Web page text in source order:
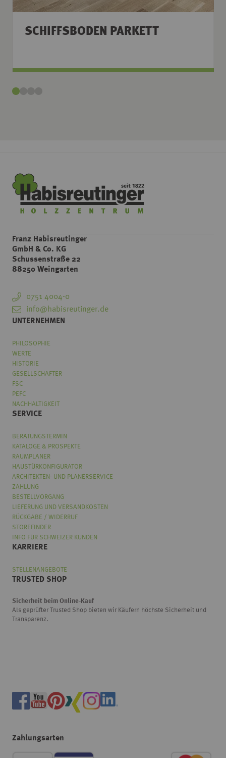
SCHIFFSBODEN PARKETT
Franz Habisreutinger
GmbH & Co. KG
Schussenstraße 22
88250 Weingarten
0751 4004-0
info@habisreutinger.de
UNTERNEHMEN
PHILOSOPHIE
WERTE
HISTORIE
GESELLSCHAFTER
FSC
PEFC
NACHHALTIGKEIT
SERVICE
BERATUNGSTERMIN
KATALOGE & PROSPEKTE
RAUMPLANER
HAUSTÜRKONFIGURATOR
ARCHITEKTEN- UND PLANERSERVICE
ZAHLUNG
BESTELLVORGANG
LIEFERUNG UND VERSANDKOSTEN
RÜCKGABE / WIDERRUF
STOREFINDER
INFO FÜR SCHWEIZER KUNDEN
KARRIERE
STELLENANGEBOTE
TRUSTED SHOP
Sicherheit beim Online-Kauf
Als geprüfter Trusted Shop bieten wir Käufern höchste Sicherheit und
Transparenz.
Zahlungsarten